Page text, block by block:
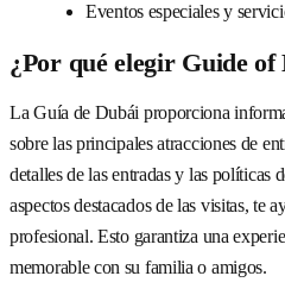
Eventos especiales y
¿Por qué elegir Guide of
La Guía de Dubái proporciona
sobre las principales atracciones de
detalles de las entradas y las políticas
aspectos destacados de las visitas, te
profesional. Esto garantiza una
memorable con su familia o amigos.